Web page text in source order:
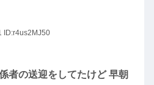
ID:r4us2MJ50
者の送迎をしてたけど 早朝